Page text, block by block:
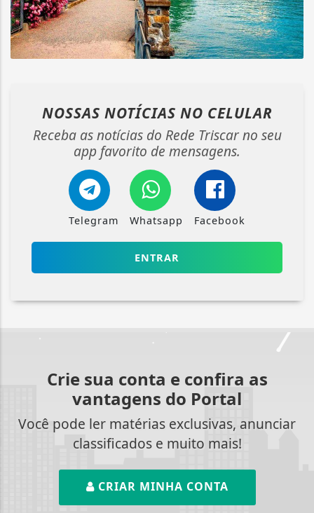
NOSSAS NOTÍCIAS NO CELULAR
Receba as notícias do Rede Triscar no seu
app favorito de mensagens.
Telegram Whatsapp Facebook
ENTRAR
Crie sua conta e confira as
vantagens do Portal
Você pode ler matérias exclusivas, anunciar
classificados e muito mais!
CRIAR MINHA CONTA